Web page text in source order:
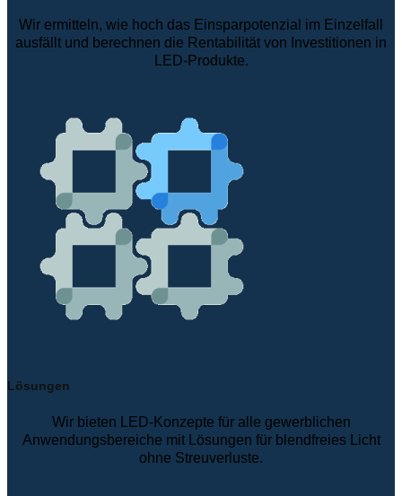
Wir ermitteln, wie hoch das Einsparpotenzial im Einzelfall
ausfällt und berechnen die Rentabilität von Investitionen in
LED-Produkte.
Lösungen
Wir bieten LED-Konzepte für alle gewerblichen
Anwendungsbereiche mit Lösungen für blendfreies Licht
ohne Streuverluste.